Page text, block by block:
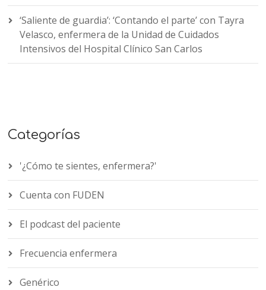
‘Saliente de guardia’: ‘Contando el parte’ con Tayra
Velasco, enfermera de la Unidad de Cuidados
Intensivos del Hospital Clínico San Carlos
Categorías
'¿Cómo te sientes, enfermera?'
Cuenta con FUDEN
El podcast del paciente
Frecuencia enfermera
Genérico